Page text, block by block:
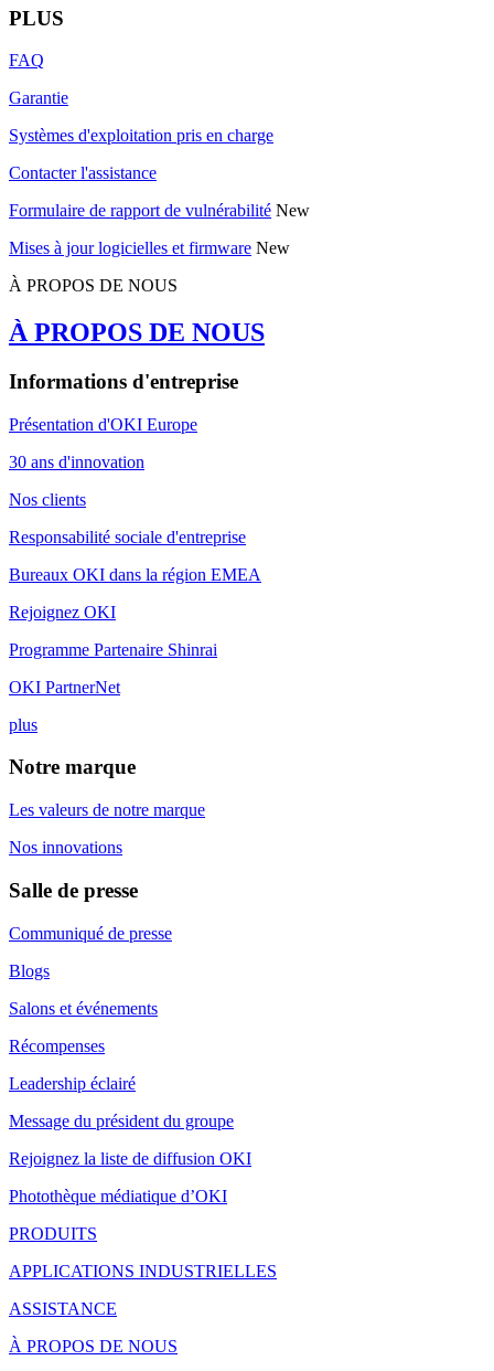
PLUS
FAQ
Garantie
Systèmes d'exploitation pris en charge
Contacter l'assistance
Formulaire de rapport de vulnérabilité New
Mises à jour logicielles et firmware New
À PROPOS DE NOUS
À PROPOS DE NOUS
Informations d'entreprise
Présentation d'OKI Europe
30 ans d'innovation
Nos clients
Responsabilité sociale d'entreprise
Bureaux OKI dans la région EMEA
Rejoignez OKI
Programme Partenaire Shinrai
OKI PartnerNet
plus
Notre marque
Les valeurs de notre marque
Nos innovations
Salle de presse
Communiqué de presse
Blogs
Salons et événements
Récompenses
Leadership éclairé
Message du président du groupe
Rejoignez la liste de diffusion OKI
Photothèque médiatique d’OKI
PRODUITS
APPLICATIONS INDUSTRIELLES
ASSISTANCE
À PROPOS DE NOUS